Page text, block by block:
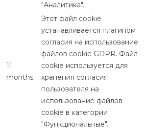
"Аналитика".
11
months
Этот файл cookie
устанавливается плагином
согласия на использование
файлов cookie GDPR. Файл
cookie используется для
хранения согласия
пользователя на
использование файлов
cookie в категории
"Функциональные".